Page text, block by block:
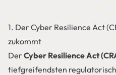
1. Der Cyber Resilience Act
zukommt
DerCyber Resilience Act
tiefgreifendsten